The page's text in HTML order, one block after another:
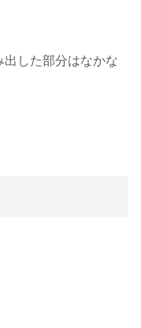
出した部分はなかな